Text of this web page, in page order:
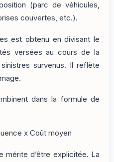
(parc de véhicules,
couvertes, etc.).
est obtenu en divisant le
versées au cours de la
survenus. Il reflète
dans la formule de
x Coût moyen
mérite d’être explicitée. La